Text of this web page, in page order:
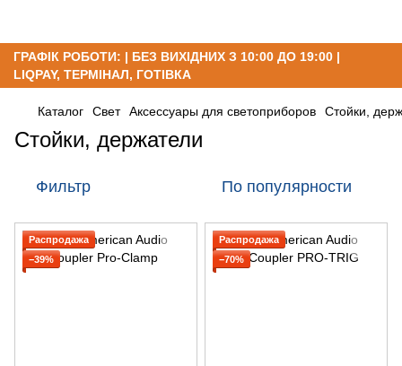
ГРАФІК РОБОТИ: | БЕЗ ВИХІДНИХ З 10:00 ДО 19:00 |
LIQPAY, ТЕРМІНАЛ, ГОТІВКА
Каталог Свет Аксессуары для светоприборов Стойки,
Стойки, держатели
Фильтр По популярности
Распродажа
−39%
Распродажа
−70%